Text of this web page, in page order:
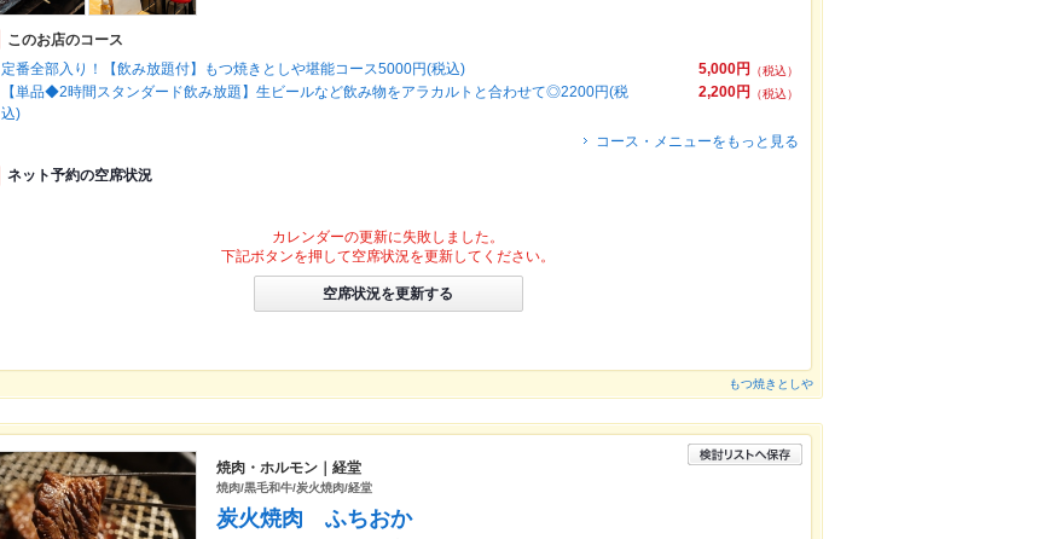
このお店のコース
5,000円
（税込）
定番全部入り！【飲み放題付】もつ焼きとしや堪能コース5000円(税込)
2,200円
（税込）
【単品◆2時間スタンダード飲み放題】生ビールなど飲み物をアラカルトと合わせて◎2200円(税
込)
コース・メニューをもっと見る
ネット予約の空席状況
カレンダーの更新に失敗しました。
下記ボタンを押して空席状況を更新してください。
空席状況を更新する
もつ焼きとしや
焼肉・ホルモン｜経堂
焼肉/黒毛和牛/炭火焼肉/経堂
炭火焼肉 ふちおか